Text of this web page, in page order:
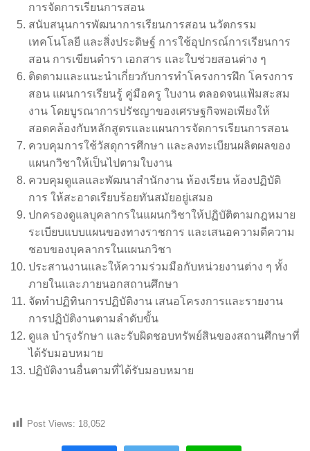
การจัดการเรียนการสอน
สนับสนุนการพัฒนาการเรียนการสอน นวัตกรรม
เทคโนโลยี และสิ่งประดิษฐ์ การใช้อุปกรณ์การเรียนการ
สอน การเขียนตำรา เอกสาร และใบช่วยสอนต่าง ๆ
ติดตามและแนะนำเกี่ยวกับการทำโครงการฝึก โครงการ
สอน แผนการเรียนรู้ คู่มือครู ใบงาน ตลอดจนแฟ้มสะสม
งาน โดยบูรณาการปรัชญาของเศรษฐกิจพอเพียงให้
สอดคล้องกับหลักสูตรและแผนการจัดการเรียนการสอน
ควบคุมการใช้วัสดุการศึกษา และลงทะเบียนผลิตผลของ
แผนกวิชาให้เป็นไปตามใบงาน
ควบคุมดูแลและพัฒนาสำนักงาน ห้องเรียน ห้องปฏิบัติ
การ ให้สะอาดเรียบร้อยทันสมัยอยู่เสมอ
ปกครองดูแลบุคลากรในแผนกวิชาให้ปฏิบัติตามกฎหมาย
ระเบียบแบบแผนของทางราชการ และเสนอความดีความ
ชอบของบุคลากรในแผนกวิชา
ประสานงานและให้ความร่วมมือกับหน่วยงานต่าง ๆ ทั้ง
ภายในและภายนอกสถานศึกษา
จัดทำปฏิทินการปฏิบัติงาน เสนอโครงการและรายงาน
การปฏิบัติงานตามลำดับขั้น
ดูแล บำรุงรักษา และรับผิดชอบทรัพย์สินของสถานศึกษาที่
ได้รับมอบหมาย
ปฏิบัติงานอื่นตามที่ได้รับมอบหมาย
Post Views: 18,052